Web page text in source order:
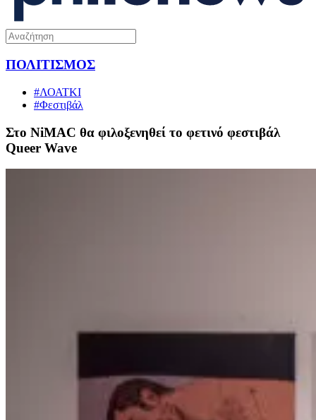
ΠΟΛΙΤΙΣΜΟΣ
#ΛΟΑΤΚΙ
#Φεστιβάλ
Στο NiMAC θα φιλοξενηθεί το φετινό φεστιβάλ
Queer Wave